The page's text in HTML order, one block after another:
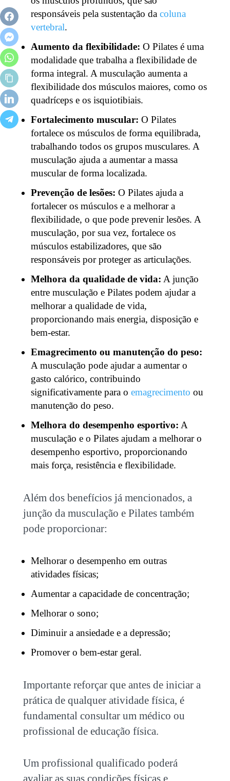
responsáveis pela sustentação da coluna
vertebral.
Aumento da flexibilidade: O Pilates é uma
modalidade que trabalha a flexibilidade de
forma integral. A musculação aumenta a
flexibilidade dos músculos maiores, como os
quadríceps e os isquiotibiais.
Fortalecimento muscular: O Pilates
fortalece os músculos de forma equilibrada,
trabalhando todos os grupos musculares. A
musculação ajuda a aumentar a massa
muscular de forma localizada.
Prevenção de lesões: O Pilates ajuda a
fortalecer os músculos e a melhorar a
flexibilidade, o que pode prevenir lesões. A
musculação, por sua vez, fortalece os
músculos estabilizadores, que são
responsáveis por proteger as articulações.
Melhora da qualidade de vida: A junção
entre musculação e Pilatespodem ajudar a
melhorar a qualidade de vida,
proporcionando mais energia, disposição e
bem-estar.
Emagrecimento ou manutenção do peso:
A musculação pode ajudar a aumentar o
gasto calórico, contribuindo
significativamente para o emagrecimento ou
manutenção do peso.
Melhora do desempenho esportivo: A
musculação e o Pilatesajudam a melhorar o
desempenho esportivo, proporcionando
mais força, resistência e flexibilidade.
Além dos benefícios já mencionados, a
junção da musculação e Pilatestambém
pode proporcionar:
Melhorar o desempenho em outras
atividades físicas;
Aumentar a capacidade de concentração;
Melhorar o sono;
Diminuir a ansiedade e a depressão;
Promover o bem-estar geral.
Importante reforçar que antes de iniciar a
prática de qualquer atividade física, é
fundamental consultar um médico ou
profissional de educação física.
Um profissional qualificado poderá
avaliar as suas condições físicas e